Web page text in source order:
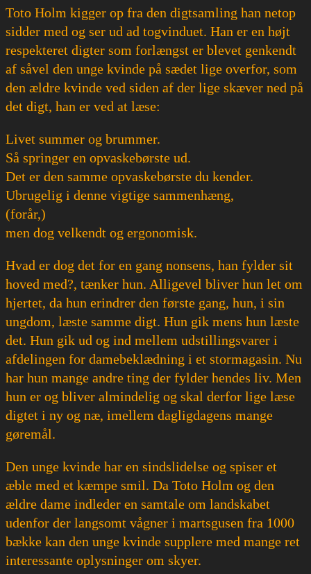
Toto Holm kigger op fra den digtsamling han netop
sidder med og ser ud ad togvinduet. Han er en højt
respekteret digter som forlængst er blevet genkendt
af såvel den unge kvinde på sædet lige overfor, som
den ældre kvinde ved siden af der lige skæver ned på
det digt, han er ved at læse:
Livet summer og brummer.
Så springer en opvaskebørste ud.
Det er den samme opvaskebørste du kender.
Ubrugelig i denne vigtige sammenhæng,
(forår,)
men dog velkendt og ergonomisk.
Hvad er dog det for en gang nonsens, han fylder sit
hoved med?, tænker hun. Alligevel bliver hun let om
hjertet, da hun erindrer den første gang, hun, i sin
ungdom, læste samme digt. Hun gik mens hun læste
det. Hun gik ud og ind mellem udstillingsvarer i
afdelingen for damebeklædning i et stormagasin. Nu
har hun mange andre ting der fylder hendes liv. Men
hun er og bliver almindelig og skal derfor lige læse
digtet i ny og næ, imellem dagligdagens mange
gøremål.
Den unge kvinde har en sindslidelse og spiser et
æble med et kæmpe smil. Da Toto Holm og den
ældre dame indleder en samtale om landskabet
udenfor der langsomt vågner i martsgusen fra 1000
bække kan den unge kvinde supplere med mange ret
interessante oplysninger om skyer.